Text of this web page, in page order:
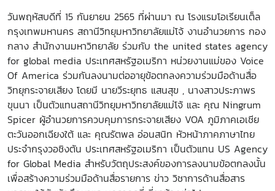
วันพฤหัสบดีที่ 15 กันยายน 2565 ที่ผ่านมา ณ โรงแรมโอเรียนเต็ล
กรุงเทพมหานคร สถานีวิทยุมหาวิทยาลัยแม่โจ้ งานอำนวยการ กอง
กลาง สำนักงานมหาวิทยาลัย ร่วมกับ the united states agency
for global media ประเทศสหรัฐอเมริกา หน่วยงานแม่ของ Voice
Of America ร่วมกันลงนามต่ออายุข้อตกลงความร่วมมือด้านสื่อ
วิทยุกระจายเสียง โดยมี นายวีระยุทธ แสนสุข , นางสาวประภาพร
ขุนนา เป็นตัวแทนสถานีวิทยุมหาวิทยาลัยแม่โจ้ และ คุณ Ningrum
Spicer ผู้อำนวยการควบคุมการกระจายเสียง VOA ภูมิภาคเอเชีย
ตะวันออกเฉียงใต้ และ คุณรัตพล อ่อนสนิท หัวหน้าภาคภาษาไทย
ประจำกรุงวอชิงตัน ประเทศสหรัฐอเมริกา เป็นตัวแทน US Agency
for Global Media สำหรับวัตถุประสงค์ของการลงนามข้อตกลงนั้น
เพื่อสร้างความร่วมมือด้านสื่อรายการ ข่าว วิชาการด้านสื่อสาร